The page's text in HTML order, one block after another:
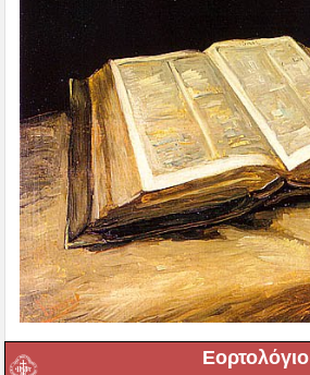
Εορτολόγιο